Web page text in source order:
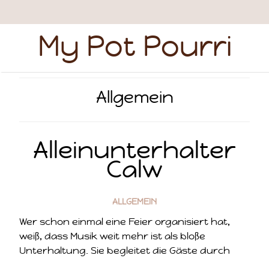
My Pot Pourri
Allgemein
Alleinunterhalter
Calw
ALLGEMEIN
Wer schon einmal eine Feier organisiert hat,
weiß, dass Musik weit mehr ist als bloße
Unterhaltung. Sie begleitet die Gäste durch